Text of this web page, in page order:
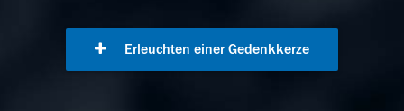
Erleuchten einer Gedenkkerze